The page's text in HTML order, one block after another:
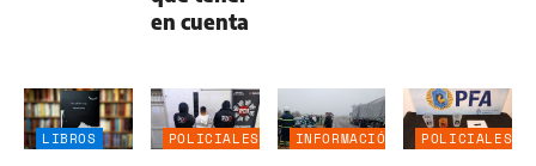
en cuenta
LIBROS POLICIALES
INFORMACIÓN
POLICIALES